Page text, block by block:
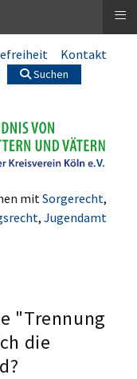
Kontakt
Suchen
mit Sorgerecht,
, Jugendamt
"Trennung
die
≡